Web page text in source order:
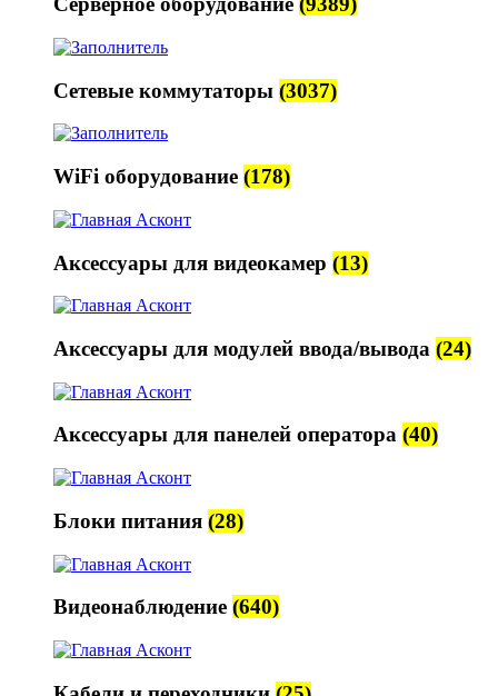
Сетевые коммутаторы (3037)
WiFi оборудование (178)
Аксессуары для видеокамер (13)
Аксессуары для модулей ввода/вывода (24)
Аксессуары для панелей оператора (40)
Блоки питания (28)
Видеонаблюдение (640)